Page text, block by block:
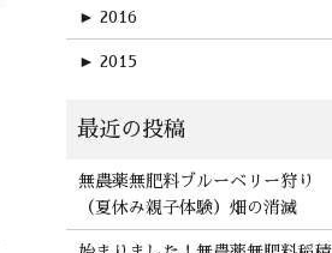
► 2016
► 2015
無農薬無肥料ブルーベリー狩り
（夏休み親子体験）畑の消滅